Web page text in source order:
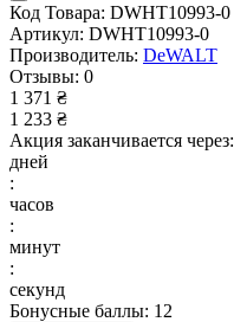
Код Товара: DWHT10993-0
Артикул: DWHT10993-0
Производитель: DeWALT
Отзывы: 0
1 371 ₴
1 233 ₴
Акция заканчивается через:
дней
:
часов
:
минут
:
секунд
Бонусные баллы: 12